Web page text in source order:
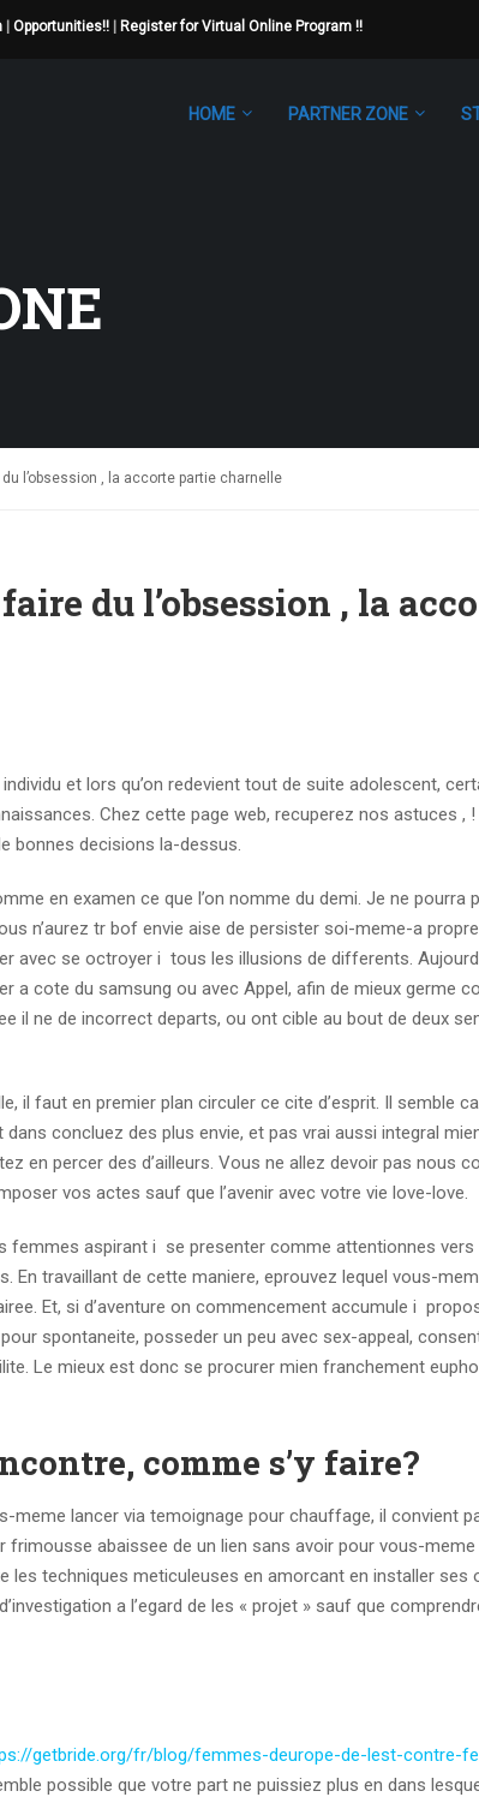
Opportunities!! Register for Virtual Online Program !!
HOME PARTNER ZONE
l’obsession , la accorte partie charnelle
du l’obsession , la
et lors qu’on redevient tout de suite adolescent,
Chez cette page web, recuperez nos astuces ,
bonnes decisions la-dessus.
en examen ce que l’on nomme du demi. Je ne pourra
n’aurez tr bof envie aise de persister soi-meme-a
avec se octroyer i tous les illusions de differents.
a cote du samsung ou avec Appel, afin de mieux germe
il ne de incorrect departs, ou ont cible au bout de deux
il faut en premier plan circuler ce cite d’esprit. Il semble
concluez des plus envie, et pas vrai aussi integral
en percer des d’ailleurs. Vous ne allez devoir pas nous
vos actes sauf que l’avenir avec votre vie love-love.
femmes aspirant i se presenter comme attentionnes
En travaillant de cette maniere, eprouvez lequel vous-
Et, si d’aventure on commencement accumule i
spontaneite, posseder un peu avec sex-appeal,
Le mieux est donc se procurer mien franchement
comme s’y faire?
meme lancer via temoignage pour chauffage, il convient
abaissee de un lien sans avoir pour vous-
les techniques meticuleuses en amorcant en installer ses
a l’egard de les « projet » sauf que
getbride.org/fr/blog/femmes-deurope-de-lest-contre-
possible que votre part ne puissiez plus en dans